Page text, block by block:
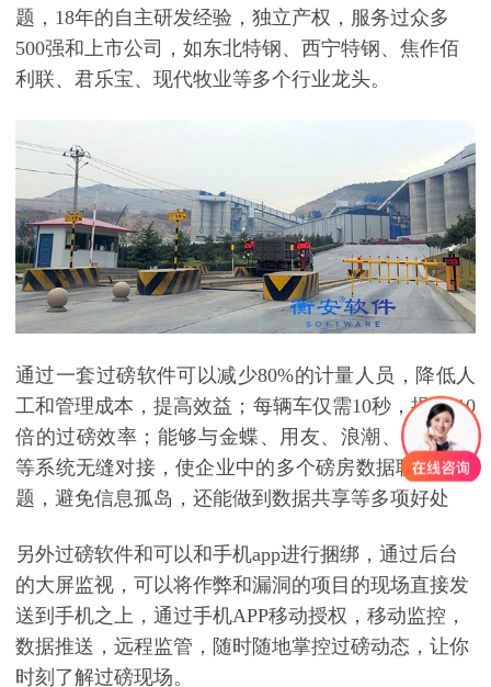
题， 18年的自主研发经验，独立产权，服务过众多
500强和上市公司，如东北特钢、西宁特钢、焦作佰
利联、君乐宝、现代牧业等多个行业龙头。
通过一套过磅软件可以减少80%的计量人员，降低人
工和管理成本，提高效益；每辆车仅需10秒，提高 10
倍的过磅效率；能够与金蝶、用友、浪潮、SAP, OA
等系统无缝对接，使企业中的多个磅房数据联系无问
题，避免信息孤岛，还能做到数据共享等多项好处
另外过磅软件和可以和手机app进行捆绑，通过后台
的大屏监视，可以将作弊和漏洞的项目的现场直接发
送到手机之上，通过手机APP移动授权，移动监控，
数据推送，远程监管，随时随地掌控过磅动态，让你
时刻了解过磅现场。